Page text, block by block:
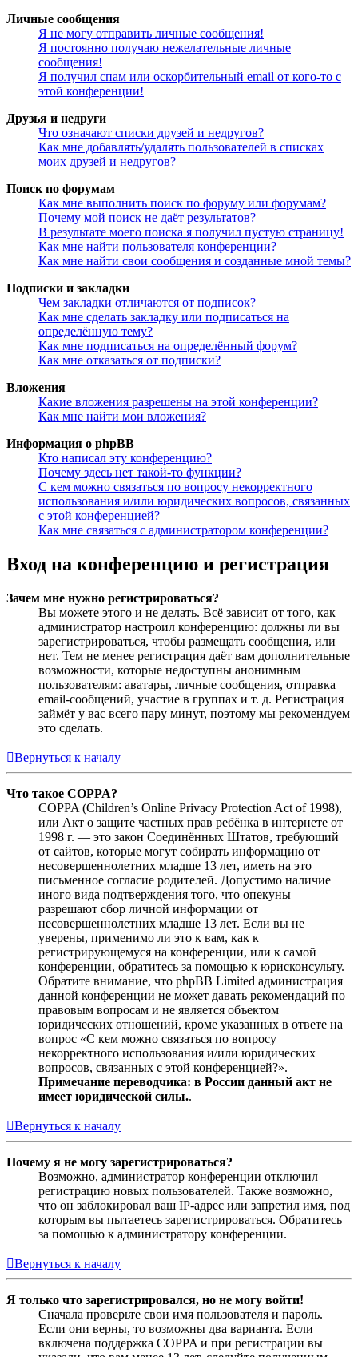
Личные сообщения
Я не могу отправить личные сообщения!
Я постоянно получаю нежелательные личные
сообщения!
Я получил спам или оскорбительный email от кого-то с
этой конференции!
Друзья и недруги
Что означают списки друзей и недругов?
Как мне добавлять/удалять пользователей в списках
моих друзей и недругов?
Поиск по форумам
Как мне выполнить поиск по форуму или форумам?
Почему мой поиск не даёт результатов?
В результате моего поиска я получил пустую страницу!
Как мне найти пользователя конференции?
Как мне найти свои сообщения и созданные мной темы?
Подписки и закладки
Чем закладки отличаются от подписок?
Как мне сделать закладку или подписаться на
определённую тему?
Как мне подписаться на определённый форум?
Как мне отказаться от подписки?
Вложения
Какие вложения разрешены на этой конференции?
Как мне найти мои вложения?
Информация о phpBB
Кто написал эту конференцию?
Почему здесь нет такой-то функции?
С кем можно связаться по вопросу некорректного
использования и/или юридических вопросов, связанных
с этой конференцией?
Как мне связаться с администратором конференции?
Вход на конференцию и регистрация
Зачем мне нужно регистрироваться?
Вы можете этого и не делать. Всё зависит от того, как
администратор настроил конференцию: должны ли вы
зарегистрироваться, чтобы размещать сообщения, или
нет. Тем не менее регистрация даёт вам дополнительные
возможности, которые недоступны анонимным
пользователям: аватары, личные сообщения, отправка
email-сообщений, участие в группах и т. д. Регистрация
займёт у вас всего пару минут, поэтому мы рекомендуем
это сделать.
Вернуться к началу
Что такое COPPA?
COPPA (Children’s Online Privacy Protection Act of 1998),
или Акт о защите частных прав ребёнка в интернете от
1998 г. — это закон Соединённых Штатов, требующий
от сайтов, которые могут собирать информацию от
несовершеннолетних младше 13 лет, иметь на это
письменное согласие родителей. Допустимо наличие
иного вида подтверждения того, что опекуны
разрешают сбор личной информации от
несовершеннолетних младше 13 лет. Если вы не
уверены, применимо ли это к вам, как к
регистрирующемуся на конференции, или к самой
конференции, обратитесь за помощью к юрисконсульту.
Обратите внимание, что phpBB Limited администрация
данной конференции не может давать рекомендаций по
правовым вопросам и не является объектом
юридических отношений, кроме указанных в ответе на
вопрос «С кем можно связаться по вопросу
некорректного использования и/или юридических
вопросов, связанных с этой конференцией?».
Примечание переводчика: в России данный акт не
имеет юридической силы..
Вернуться к началу
Почему я не могу зарегистрироваться?
Возможно, администратор конференции отключил
регистрацию новых пользователей. Также возможно,
что он заблокировал ваш IP-адрес или запретил имя, под
которым вы пытаетесь зарегистрироваться. Обратитесь
за помощью к администратору конференции.
Вернуться к началу
Я только что зарегистрировался, но не могу войти!
Сначала проверьте свои имя пользователя и пароль.
Если они верны, то возможны два варианта. Если
включена поддержка COPPA и при регистрации вы